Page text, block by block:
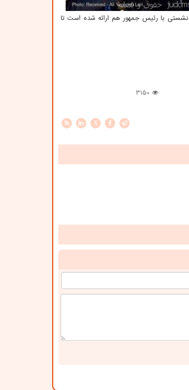
نشستی با رئیس جمهور هم ارائه شده است تا
3150
X